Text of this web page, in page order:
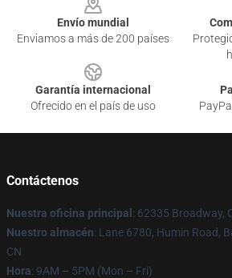
Envío mundial
Enviamos a más de 200 países
Garantía internacional
Ofrecido en el país de uso
Contáctenos
Nuestra oficina principal : 62335 Broadway,
Nuestro almacén: Lane 6780, Humin Road,
CN
Hora: 9AM – 5PM (Mon – Fri)